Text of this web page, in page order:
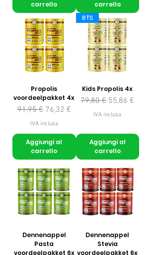
carrello
carrello
Propolis
voordeelpakket 4x
Prezzo regolare
91,95 € Prezzo scontato
76,32 €
IVA inclusa
Aggiungi al
carrello
BTS
Kids Propolis 4x
Prezzo regolare
79,80 € Prezzo scontato
55,86 €
IVA inclusa
Aggiungi al
carrello
Dennenappel
Pasta
voordeelpakket 6x
Dennenappel
Stevia
voordeelpakket 6x